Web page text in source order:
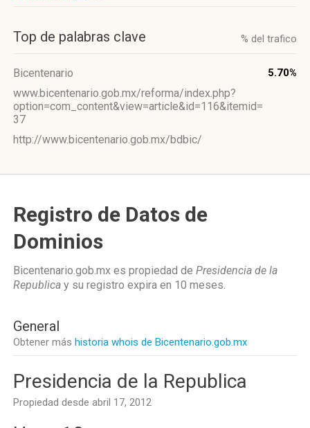
Top de palabras clave % del trafico
Bicentenario 5.70%
www.bicentenario.gob.mx/reforma/index.php?
option=com_content&view=article&id=116&itemid=
37
http://www.bicentenario.gob.mx/bdbic/
Registro de Datos de
Dominios
Bicentenario.gob.mx es propiedad de Presidencia de la
Republica y su registro expira en 10 meses.
General
Obtener más historia whois de Bicentenario.gob.mx
Presidencia de la Republica
Propiedad desde abril 17, 2012